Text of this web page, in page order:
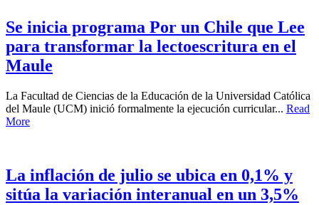
Se inicia programa Por un Chile que Lee
para transformar la lectoescritura en el
Maule
La Facultad de Ciencias de la Educación de la Universidad Católica
del Maule (UCM) inició formalmente la ejecución curricular... Read
More
La inflación de julio se ubica en 0,1% y
sitúa la variación interanual en un 3,5%